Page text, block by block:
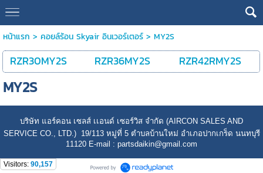
หน้าแรก > คอยล์ร้อน Skyair อินเวอร์เตอร์> MY2S
RZR30MY2S RZR36MY2S RZR42RMY2S
MY2S
บริษัท แอร์คอน เซลส์ เเอนด์ เซอร์วิส จำกัด (AIRCON SALES AND
SERVICE CO., LTD.) 19/113 หมู่ที่ 5 ตำบลบ้านใหม่ อำเภอปากเกร็ด นนทบุรี
11120 E-mail : partsdaikin@gmail.com
Visitors: 90,157